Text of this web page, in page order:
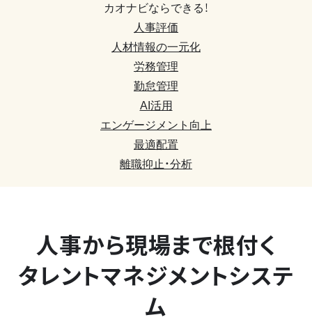
カオナビならできる！
人事評価
人材情報の一元化
労務管理
勤怠管理
AI活用
エンゲージメント向上
最適配置
離職抑止・分析
人事から現場まで根付く
タレントマネジメントシステ
ム